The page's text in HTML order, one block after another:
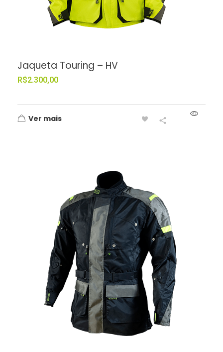
Jaqueta Touring – HV
R$2.300,00
Ver mais